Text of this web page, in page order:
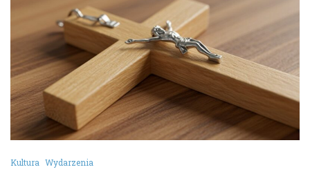
Kultura Wydarzenia